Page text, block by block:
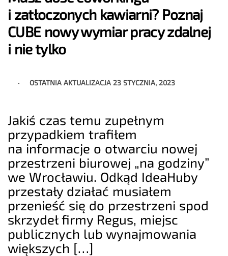
i zatłoczonych kawiarni? Poznaj
CUBE nowy wymiar pracy zdalnej
i nie tylko
OSTATNIA AKTUALIZACJA 23 STYCZNIA, 2023
Jakiś czas temu zupełnym
przypadkiem trafiłem
na informacje o otwarciu nowej
przestrzeni biurowej „na godziny”
we Wrocławiu. Odkąd IdeaHuby
przestały działać musiałem
przenieść się do przestrzeni spod
skrzydeł firmy Regus, miejsc
publicznych lub wynajmowania
większych […]